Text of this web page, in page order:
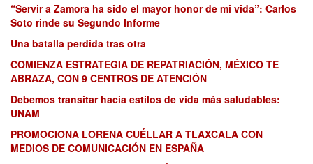
“Servir a Zamora ha sido el mayor honor de mi vida”: Carlos
Soto rinde su Segundo Informe
Una batalla perdida tras otra
COMIENZA ESTRATEGIA DE REPATRIACIÓN, MÉXICO TE
ABRAZA, CON 9 CENTROS DE ATENCIÓN
Debemos transitar hacia estilos de vida más saludables:
UNAM
PROMOCIONA LORENA CUÉLLAR A TLAXCALA CON
MEDIOS DE COMUNICACIÓN EN ESPAÑA